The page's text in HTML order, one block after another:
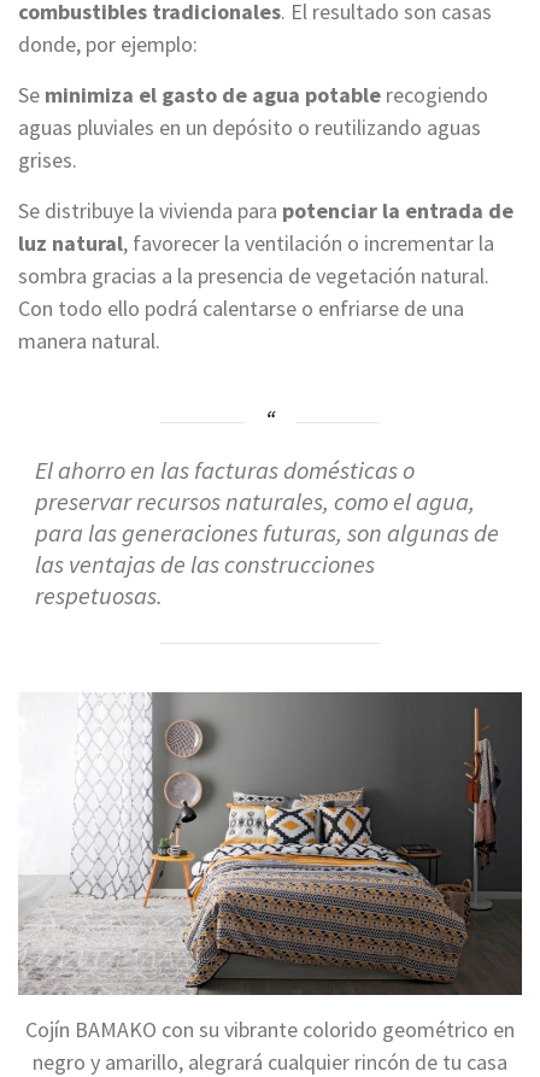
combustibles tradicionales. El resultado son casas
donde, por ejemplo:
Se minimiza el gasto de agua potable recogiendo
aguas pluviales en un depósito o reutilizando aguas
grises.
Se distribuye la vivienda para potenciar la entrada de
luz natural, favorecer la ventilación o incrementar la
sombra gracias a la presencia de vegetación natural.
Con todo ello podrá calentarse o enfriarse de una
manera natural.
El ahorro en las facturas domésticas o
preservar recursos naturales, como el agua,
para las generaciones futuras, son algunas de
las ventajas de las construcciones
respetuosas.
Cojín BAMAKO con su vibrante colorido geométrico en
negro y amarillo, alegrará cualquier rincón de tu casa